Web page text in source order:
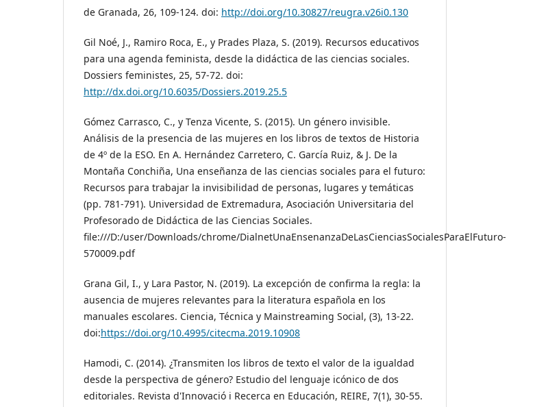
de Granada, 26, 109-124. doi: http://doi.org/10.30827/reugra.v26i0.130
Gil Noé, J., Ramiro Roca, E., y Prades Plaza, S. (2019). Recursos educativos
para una agenda feminista, desde la didáctica de las ciencias sociales.
Dossiers feministes, 25, 57-72. doi:
http://dx.doi.org/10.6035/Dossiers.2019.25.5
Gómez Carrasco, C., y Tenza Vicente, S. (2015). Un género invisible.
Análisis de la presencia de las mujeres en los libros de textos de Historia
de 4º de la ESO. En A. Hernández Carretero, C. García Ruiz, & J. De la
Montaña Conchiña, Una enseñanza de las ciencias sociales para el futuro:
Recursos para trabajar la invisibilidad de personas, lugares y temáticas
(pp. 781-791). Universidad de Extremadura, Asociación Universitaria del
Profesorado de Didáctica de las Ciencias Sociales.
file:///D:/user/Downloads/chrome/DialnetUnaEnsenanzaDeLasCienciasSocialesParaElFuturo-
570009.pdf
Grana Gil, I., y Lara Pastor, N. (2019). La excepción de confirma la regla: la
ausencia de mujeres relevantes para la literatura española en los
manuales escolares. Ciencia, Técnica y Mainstreaming Social, (3), 13-22.
doi:https://doi.org/10.4995/citecma.2019.10908
Hamodi, C. (2014). ¿Transmiten los libros de texto el valor de la igualdad
desde la perspectiva de género? Estudio del lenguaje icónico de dos
editoriales. Revista d'Innovació i Recerca en Educación, REIRE, 7(1), 30-55.